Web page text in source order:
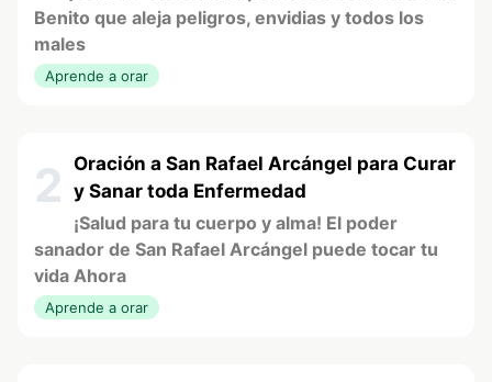
Benito que aleja peligros, envidias y todos los
males
Aprende a orar
2 Oración a San Rafael Arcángel para Curar
y Sanar toda Enfermedad
¡Salud para tu cuerpo y alma! El poder
sanador de San Rafael Arcángel puede tocar tu
vida Ahora
Aprende a orar